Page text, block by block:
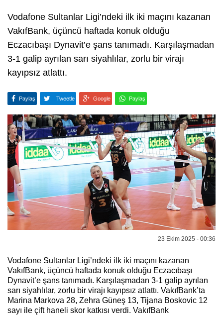
Vodafone Sultanlar Ligi’ndeki ilk iki maçını kazanan
VakıfBank, üçüncü haftada konuk olduğu
Eczacıbaşı Dynavit’e şans tanımadı. Karşılaşmadan
3-1 galip ayrılan sarı siyahlılar, zorlu bir virajı
kayıpsız atlattı.
Paylaş Tweetle Google Paylaş
23 Ekim 2025 - 00:36
Vodafone Sultanlar Ligi’ndeki ilk iki maçını kazanan
VakıfBank, üçüncü haftada konuk olduğu Eczacıbaşı
Dynavit’e şans tanımadı. Karşılaşmadan 3-1 galip ayrılan
sarı siyahlılar, zorlu bir virajı kayıpsız atlattı. VakıfBank’ta
Marina Markova 28, Zehra Güneş 13, Tijana Boskovic 12
sayı ile çift haneli skor katkısı verdi. VakıfBank